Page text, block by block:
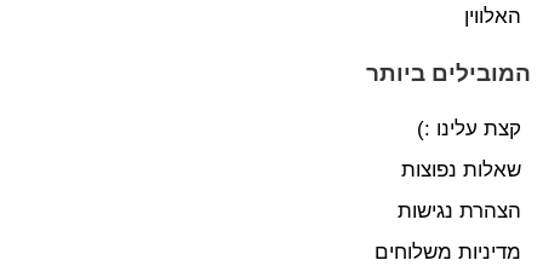
האלווין
המובילים ביותר
קצת עלינו :)
שאלות נפוצות
הצהרת נגישות
מדיניות משלוחים